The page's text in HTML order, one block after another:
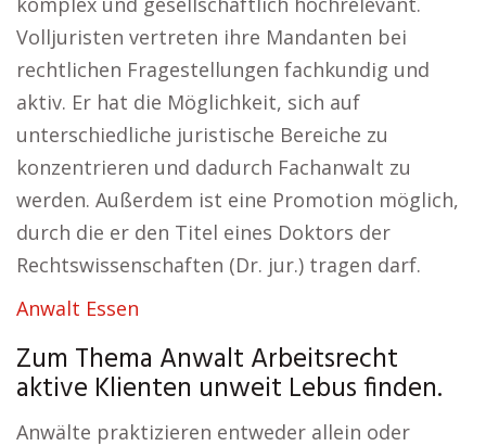
Volljuristen vertreten ihre Mandanten bei
rechtlichen Fragestellungen fachkundig und
aktiv. Er hat die Möglichkeit, sich auf
unterschiedliche juristische Bereiche zu
konzentrieren und dadurch Fachanwalt zu
werden. Außerdem ist eine Promotion möglich,
durch die er den Titel eines Doktors der
Rechtswissenschaften (Dr. jur.) tragen darf.
Anwalt Essen
Zum Thema Anwalt Arbeitsrecht
aktive Klienten unweit Lebus finden.
Anwälte praktizieren entweder allein oder